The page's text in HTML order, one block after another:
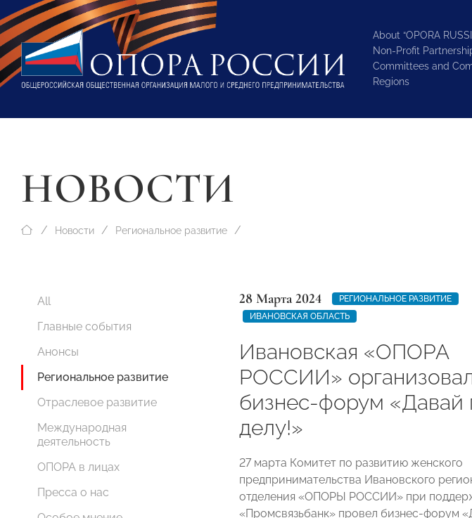
About “OPORA
Non-Profit
Committees and
Regions
НОВОСТИ
Новости Региональное развитие
All
Главные события
Анонсы
Региональное развитие
Отраслевое развитие
Международная
деятельность
ОПОРА в лицах
Пресса о нас
28 Марта 2024
РЕГИОНАЛЬНОЕ РАЗВИТИЕ
ИВАНОВСКАЯ ОБЛАСТЬ
Ивановская «ОПОРА
РОССИИ»
бизнес-форум «Давай
делу!»
27 марта Комитет по развитию женского
предпринимательства Ивановского
отделения «ОПОРЫ РОССИИ» при
«Промсвязьбанк» провел бизнес-форум